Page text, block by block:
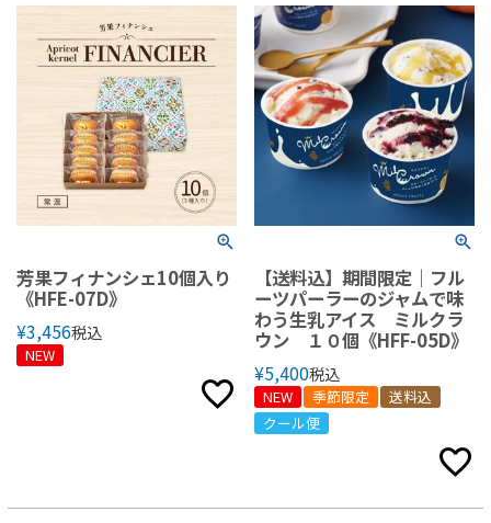
芳果フィナンシェ10個入り
《HFE-07D》
¥3,456税込
NEW
【送料込】期間限定｜フル
ーツパーラーのジャムで味
わう生乳アイス ミルクラ
ウン １０個《HFF-05D》
¥5,400税込
NEW 季節限定
送料込
クール便